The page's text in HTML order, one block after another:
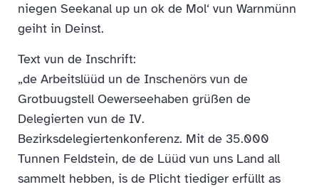
niegen Seekanal up un ok de Mol‘ vun Warnmünn
geiht in Deinst.
Text vun de Inschrift:
„de Arbeitslüüd un de Inschenörs vun de
Grotbuugstell Oewerseehaben grüßen de
Delegierten vun de IV.
Bezirksdelegiertenkonferenz. Mit de 35.000
Tunnen Feldstein, de de Lüüd vun uns Land all
sammelt hebben, is de Plicht tiediger erfüllt as